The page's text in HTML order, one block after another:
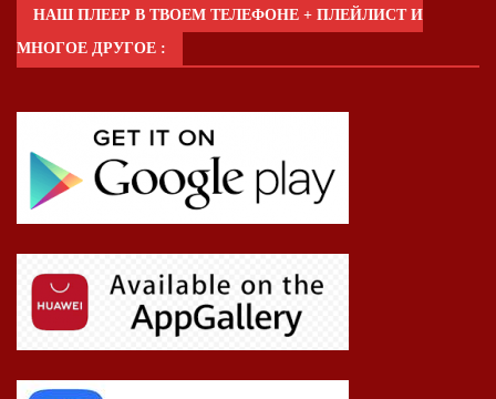
НАШ ПЛЕЕР В ТВОЕМ ТЕЛЕФОНЕ + ПЛЕЙЛИСТ И
МНОГОЕ ДРУГОЕ :